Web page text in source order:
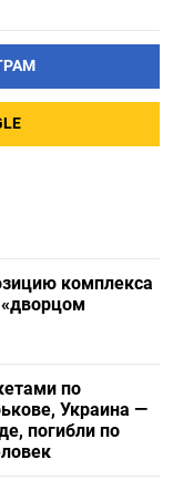
комплекса
по
Украина —
погибли по